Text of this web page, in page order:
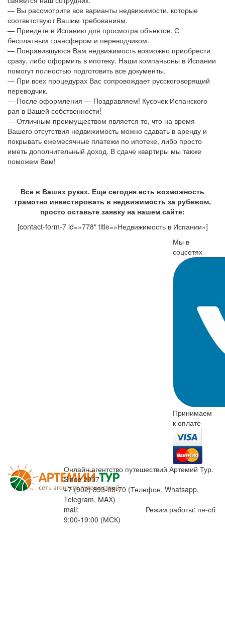
— Вы рассмотрите все варианты недвижимости, которые
соответствуют Вашим требованиям.
— Приедете в Испанию для просмотра объектов. С
бесплатным трансфером и переводчиком.
— Понравившуюся Вам недвижимость возможно приобрести
сразу, либо оформить в ипотеку. Наши компаньоны в Испании
помогут полностью подготовить все документы.
— При всех процедурах Вас сопровождает русскоговорящий
переводчик.
— После оформления — Поздравляем! Кусочек Испанского
рая в Вашей собственности!
— Отличным преимуществом является то, что на время
Вашего отсутствия недвижимость можно сдавать в аренду и
покрывать ежемесячные платежи по ипотеке, либо просто
иметь дополнительный доход. В сдаче квартиры мы также
поможем Вам!
Все в Ваших руках. Еще сегодня есть возможность
грамотно инвестировать в недвижимость за рубежом,
просто оставьте заявку на нашем сайте:
[contact-form-7 id=»778″ title=»Недвижимость в Испании»]
Мы в
соцсетях
Принимаем
к оплате
Онлайн агентство путешествий Артемий Тур.
Since 2007
+7 (902) 893-08-70 (Телефон, Whatsapp,
Telegram, MAX)
mail:
Режим работы: пн-сб
9:00-19:00 (МСК)